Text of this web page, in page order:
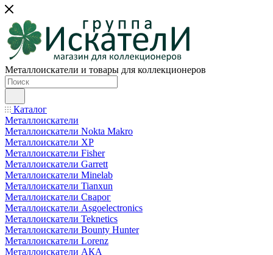
Металлоискатели и товары для коллекционеров
Каталог
Металлоискатели
Металлоискатели Nokta Makro
Металлоискатели XP
Металлоискатели Fisher
Металлоискатели Garrett
Металлоискатели Minelab
Металлоискатели Tianxun
Металлоискатели Сварог
Металлоискатели Asgoelectronics
Металлоискатели Teknetics
Металлоискатели Bounty Hunter
Металлоискатели Lorenz
Металлоискатели АКА